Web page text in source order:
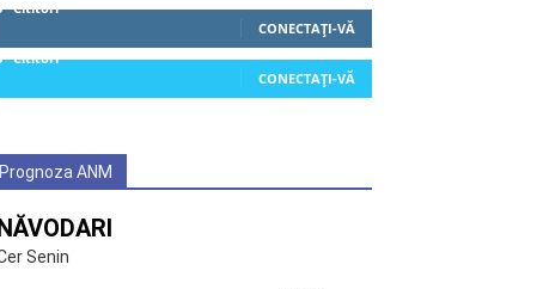
Cititori
CONECTAȚI-VĂ
Cititori
CONECTAȚI-VĂ
Prognoza ANM
Senin